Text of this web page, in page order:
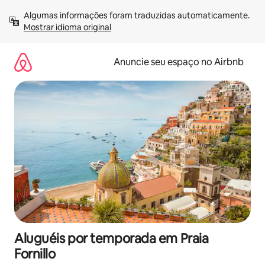
para
Mostrar idioma original
Anuncie seu espaço no Airbnb
Aluguéis por temporada em Praia
Fornillo